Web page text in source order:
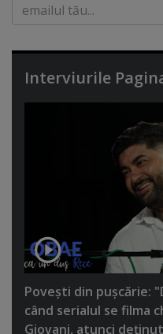
Interviurile
Poveşti din puşcărie:
când serialul se filma
Giovani, atunci